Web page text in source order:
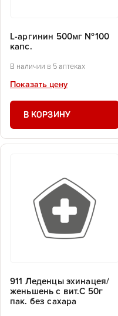
L-аргинин 500мг №100
капс.
В наличии в 5 аптеках
Показать цену
В КОРЗИНУ
911 Леденцы эхинацея/
женьшень с вит.С 50г
пак. без сахара